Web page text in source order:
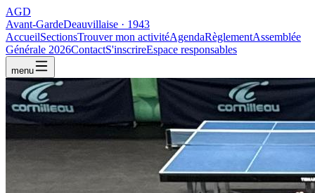
AGD
Avant-GardeDeauvillaise · 1943
AccueilSectionsTrouver mon activitéAgendaRèglementAssemblée
Générale 2026ContactS'inscrireEspace responsables
menu